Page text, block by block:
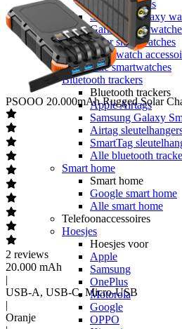
Apple watches
Samsung Galaxy
Garmin
Polar smartwatches
Smartwatch
Alle smartwatches
Bluetooth trackers
Bluetooth trackers
Apple Airtags
Samsung Galaxy
Airtag
SmartTag
Alle bluetooth
Smart home
Smart home
Google smart home
Alle smart home
Telefoonaccessoires
Hoesjes
Hoesjes voor
Apple
Samsung
OnePlus
Motorola
Google
OPPO
PSOOO 20.000mAh Rugged Solar
2 reviews
20.000 mAh
|
USB-A, USB-C, Micro-USB
|
Oranje